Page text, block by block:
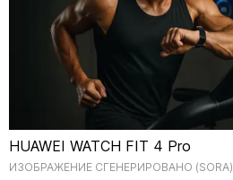
HUAWEI WATCH FIT 4 Pro
ИЗОБРАЖЕНИЕ СГЕНЕРИРОВАНО (SORA)